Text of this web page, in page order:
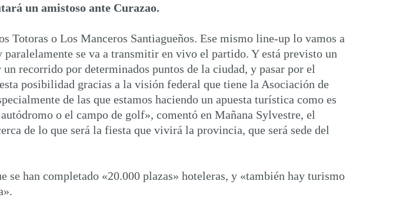
un amistoso ante Curazao.
Totoras o Los Manceros Santiagueños. Ese mismo line-up lo vamos a
se va a transmitir en vivo el partido. Y está previsto un
recorrido por determinados puntos de la ciudad, y pasar por el
posibilidad gracias a la visión federal que tiene la Asociación de
de las que estamos haciendo un apuesta turística como es
o el campo de golf», comentó en Mañana Sylvestre, el
de lo que será la fiesta que vivirá la provincia, que será sede del
han completado «20.000 plazas» hoteleras, y «también hay turismo